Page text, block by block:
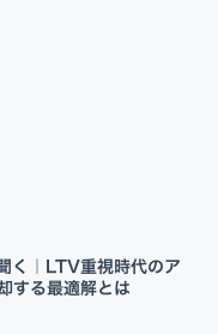
｜LTV重視時代のア
する最適解とは